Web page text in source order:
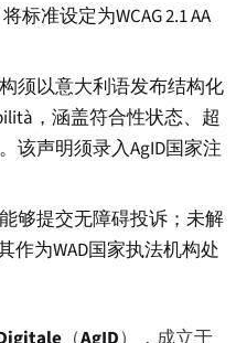
标准设定为WCAG 2.1 AA
须以意大利语发布结构化
，涵盖符合性状态、超
该声明须录入AgID国家注
够提交无障碍投诉；未解
作为WAD国家执法机构处